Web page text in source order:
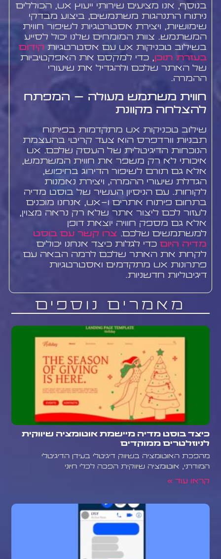
בנוסף, אנו מציעים שירותי ייעוץ UX, הכוללים
ניתוח התנהגות משתמשים, ביצוע מבדקי
שימושיות, ויצירת אסטרטגיות לשיפור חווית
המשתמש. צוות המומחים שלנו יכול לסייע
בשילוב טכניקות UX עם אסטרטגיות
קידום
בעזרת תוכן, כדי למקסם את האפקטיביות
של האתר שלכם ולהגדיל את שיעורי
ההמרה.
חווית משתמש מעולה – המפתח
להצלחה מקוונת
שילוב טכניקות UX מתקדמות בפיתוח
תבניות וורדפרס הוא צעד קריטי בהעצמת
הנוכחות הדיגיטלית של העסק שלכם. UX
איכותי לא רק משפר את חווית המשתמש,
אלא גם תורם לשיפור הדירוג בחיפוש,
הגדלת שיעורי ההמרה, ויצירת נאמנות
לקוחות. עם הניסיון העשיר של בוסט מדיה
בתחום פיתוח אתרים ו-UX, אנחנו מוכנים
לעזור לכם ליצור אתר שלא רק נראה מצוין,
אלא גם מספק חוויה יוצאת דופן
למשתמשים שלכם. צרו קשר עם בוסט
מדיה היוםכדי לגלות כיצד אנחנו יכולים
לקחת את האתר שלכם לרמה הבאה עם
פתרונות UX מתקדמים ואסטרטגיות
דיגיטליות חדשניות.
מאמרים נוספים
כיצד בוסט מדיה מיישמת אוטומציה שיווקית
לניוזלטרים ממוקדים
מהפכת האוטומציה בשיווק דיגיטלי בעידן הדיגיטלי
המודרני, אוטומציה שיווקית הפכה לכלי חיוני
קראו עוד »